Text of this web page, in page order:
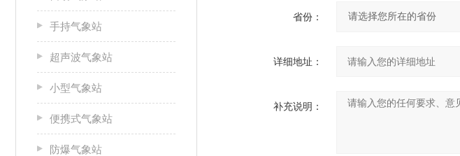
手持气象站
超声波气象站
小型气象站
便携式气象站
防爆气象站
省份：
详细地址：
补充说明：